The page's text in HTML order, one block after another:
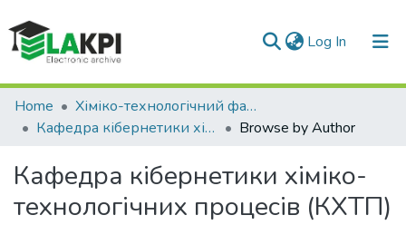
Log In (current)
Communities & Collections
All of DSpace
Home
Хіміко-технологічний факультет (ХТФ)
Кафедра кібернетики хіміко-технологічних процесів (КХТП)
Browse by Author
Кафедра кібернетики хіміко-
технологічних процесів (КХТП)